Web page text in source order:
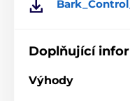
Doplňující
Výhody